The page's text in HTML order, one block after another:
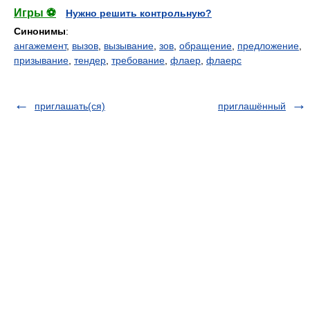
Игры ⚽
Нужно решить контрольную?
Синонимы:
ангажемент, вызов вызывание зов обращение предложение
призывание тендер требование флаер флаерс
приглашать(ся) приглашённый